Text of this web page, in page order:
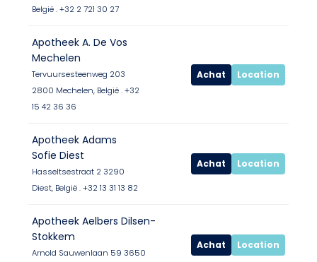
België . +32 2 721 30 27
Apotheek A. De Vos
Mechelen
Tervuursesteenweg 203
2800 Mechelen, België . +32
15 42 36 36
Achat Location
Apotheek Adams
Sofie Diest
Hasseltsestraat 2 3290
Diest, België . +32 13 31 13 82
Achat Location
Apotheek Aelbers Dilsen-
Stokkem
Arnold Sauwenlaan 59 3650
Achat Location